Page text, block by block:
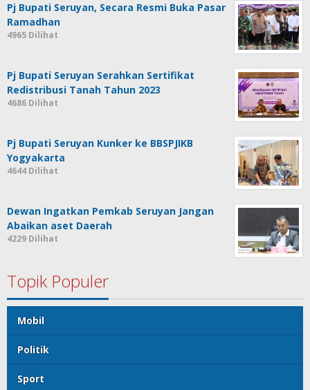
Pj Bupati Seruyan, Secara Resmi Buka Pasar
Ramadhan
4965 Dilihat
Pj Bupati Seruyan Serahkan Sertifikat
Redistribusi Tanah Tahun 2023
4686 Dilihat
Pj Bupati Seruyan Kunker ke BBSPJIKB
Yogyakarta
4644 Dilihat
Dewan Ingatkan Pemkab Seruyan Jangan
Abaikan aset Daerah
4229 Dilihat
Topik Populer
Mobil
Politik
Sport